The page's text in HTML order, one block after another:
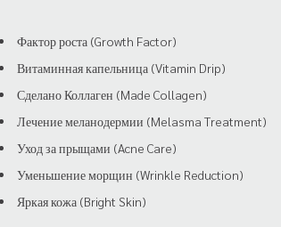
Фактор роста (Growth Factor)
Витаминная капельница (Vitamin Drip)
Сделано Коллаген (Made Collagen)
Лечение меланодермии (Melasma Treatment)
Уход за прыщами (Acne Care)
Уменьшение морщин (Wrinkle Reduction)
Яркая кожа (Bright Skin)